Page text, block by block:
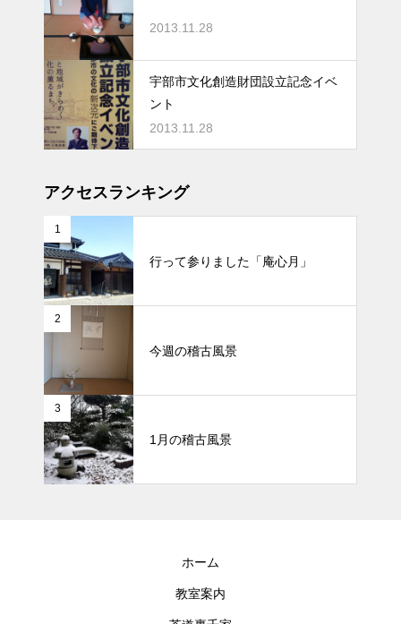
2013.11.28
宇部市文化創造財団設立記念イベ
ント
2013.11.28
アクセスランキング
1
行って参りました「庵心月」
2
今週の稽古風景
3
1月の稽古風景
ホーム
教室案内